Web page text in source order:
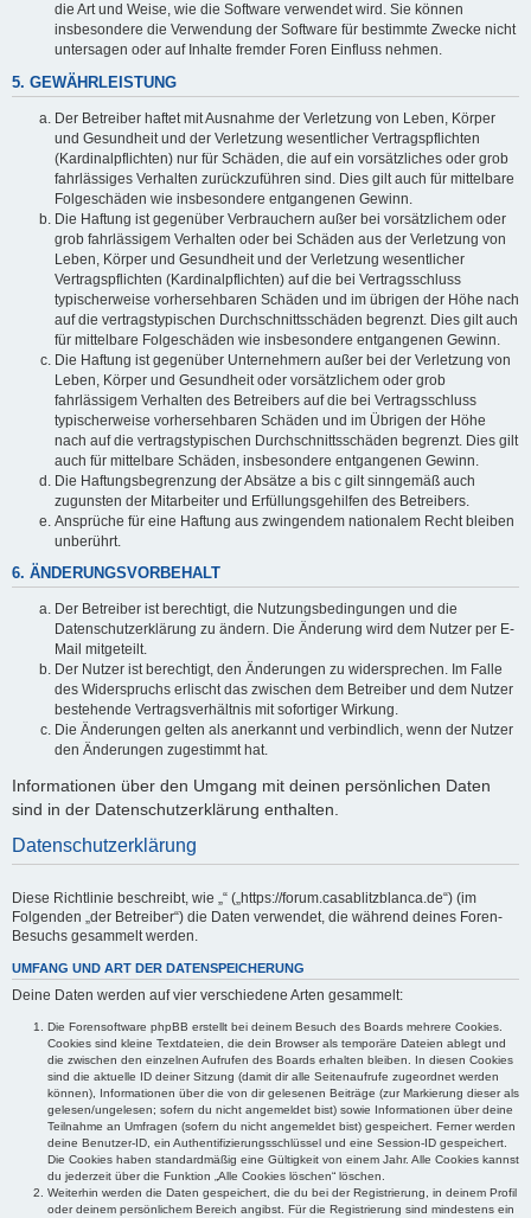
die Art und Weise, wie die Software verwendet wird. Sie können
insbesondere die Verwendung der Software für bestimmte Zwecke nicht
untersagen oder auf Inhalte fremder Foren Einfluss nehmen.
5. GEWÄHRLEISTUNG
Der Betreiber haftet mit Ausnahme der Verletzung von Leben, Körper
und Gesundheit und der Verletzung wesentlicher Vertragspflichten
(Kardinalpflichten) nur für Schäden, die auf ein vorsätzliches oder grob
fahrlässiges Verhalten zurückzuführen sind. Dies gilt auch für mittelbare
Folgeschäden wie insbesondere entgangenen Gewinn.
Die Haftung ist gegenüber Verbrauchern außer bei vorsätzlichem oder
grob fahrlässigem Verhalten oder bei Schäden aus der Verletzung von
Leben, Körper und Gesundheit und der Verletzung wesentlicher
Vertragspflichten (Kardinalpflichten) auf die bei Vertragsschluss
typischerweise vorhersehbaren Schäden und im übrigen der Höhe nach
auf die vertragstypischen Durchschnittsschäden begrenzt. Dies gilt auch
für mittelbare Folgeschäden wie insbesondere entgangenen Gewinn.
Die Haftung ist gegenüber Unternehmern außer bei der Verletzung von
Leben, Körper und Gesundheit oder vorsätzlichem oder grob
fahrlässigem Verhalten des Betreibers auf die bei Vertragsschluss
typischerweise vorhersehbaren Schäden und im Übrigen der Höhe
nach auf die vertragstypischen Durchschnittsschäden begrenzt. Dies gilt
auch für mittelbare Schäden, insbesondere entgangenen Gewinn.
Die Haftungsbegrenzung der Absätze a bis c gilt sinngemäß auch
zugunsten der Mitarbeiter und Erfüllungsgehilfen des Betreibers.
Ansprüche für eine Haftung aus zwingendem nationalem Recht bleiben
unberührt.
6. ÄNDERUNGSVORBEHALT
Der Betreiber ist berechtigt, die Nutzungsbedingungen und die
Datenschutzerklärung zu ändern. Die Änderung wird dem Nutzer per E-
Mail mitgeteilt.
Der Nutzer ist berechtigt, den Änderungen zu widersprechen. Im Falle
des Widerspruchs erlischt das zwischen dem Betreiber und dem Nutzer
bestehende Vertragsverhältnis mit sofortiger Wirkung.
Die Änderungen gelten als anerkannt und verbindlich, wenn der Nutzer
den Änderungen zugestimmt hat.
Informationen über den Umgang mit deinen persönlichen Daten
sind in der Datenschutzerklärung enthalten.
Datenschutzerklärung
Diese Richtlinie beschreibt, wie „“ („https://forum.casablitzblanca.de“) (im
Folgenden „der Betreiber“) die Daten verwendet, die während deines Foren-
Besuchs gesammelt werden.
UMFANG UND ART DER DATENSPEICHERUNG
Deine Daten werden auf vier verschiedene Arten gesammelt:
Die Forensoftware phpBB erstellt bei deinem Besuch des Boards mehrere Cookies.
Cookies sind kleine Textdateien, die dein Browser als temporäre Dateien ablegt und
die zwischen den einzelnen Aufrufen des Boards erhalten bleiben. In diesen Cookies
sind die aktuelle ID deiner Sitzung (damit dir alle Seitenaufrufe zugeordnet werden
können), Informationen über die von dir gelesenen Beiträge (zur Markierung dieser als
gelesen/ungelesen; sofern du nicht angemeldet bist) sowie Informationen über deine
Teilnahme an Umfragen (sofern du nicht angemeldet bist) gespeichert. Ferner werden
deine Benutzer-ID, ein Authentifizierungsschlüssel und eine Session-ID gespeichert.
Die Cookies haben standardmäßig eine Gültigkeit von einem Jahr. Alle Cookies kannst
du jederzeit über die Funktion „Alle Cookies löschen“ löschen.
Weiterhin werden die Daten gespeichert, die du bei der Registrierung, in deinem Profil
oder deinem persönlichem Bereich angibst. Für die Registrierung sind mindestens ein